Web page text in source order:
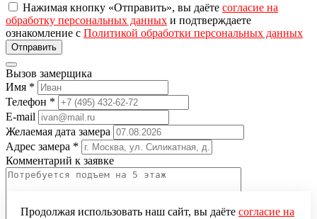
Нажимая кнопку «Отправить», вы даёте согласие на
обработку персональных данных и подтверждаете
ознакомление с Политикой обработки персональных данных
Вызов замерщика
Имя *
Телефон *
E-mail
Желаемая дата замера
Адрес замера *
Комментарий к заявке
Продолжая использовать наш сайт, вы даёте согласие на